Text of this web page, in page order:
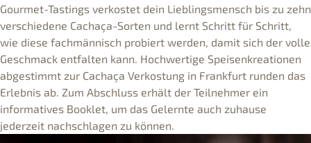
Gourmet-Tastings verkostet dein Lieblingsmensch bis zu zehn
verschiedene Cachaça-Sorten und lernt Schritt für Schritt,
wie diese fachmännisch probiert werden, damit sich der volle
Geschmack entfalten kann. Hochwertige Speisenkreationen
abgestimmt zur Cachaça Verkostung in Frankfurt runden das
Erlebnis ab. Zum Abschluss erhält der Teilnehmer ein
informatives Booklet, um das Gelernte auch zuhause
jederzeit nachschlagen zu können.